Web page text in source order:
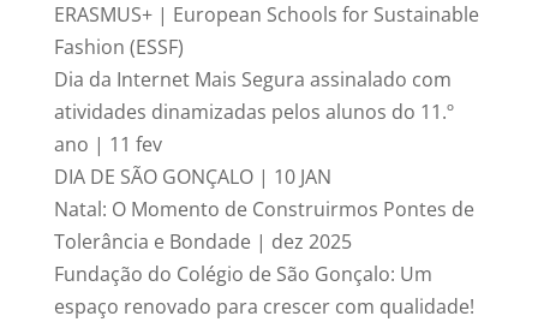
ERASMUS+ | European Schools for Sustainable
Fashion (ESSF)
Dia da Internet Mais Segura assinalado com
atividades dinamizadas pelos alunos do 11.º
ano | 11 fev
DIA DE SÃO GONÇALO | 10 JAN
Natal: O Momento de Construirmos Pontes de
Tolerância e Bondade | dez 2025
Fundação do Colégio de São Gonçalo: Um
espaço renovado para crescer com qualidade!